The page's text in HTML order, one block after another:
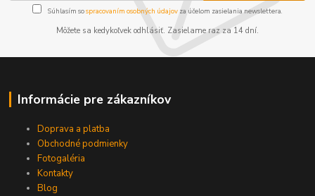
Súhlasím sospracovaním osobných údajov za účelom zasielania newslettera.
Môžete sa kedykoľvek odhlásiť. Zasielame raz za 14 dní.
Informácie pre zákazníkov
Doprava a platba
Obchodné podmienky
Fotogaléria
Kontakty
Blog